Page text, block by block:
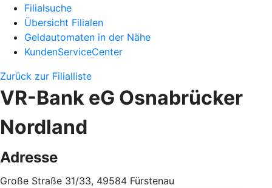
Filialsuche
Übersicht Filialen
Geldautomaten in der Nähe
KundenServiceCenter
Zurück zur Filialliste
VR-Bank eG Osnabrücker
Nordland
Adresse
Große Straße 31/33, 49584 Fürstenau